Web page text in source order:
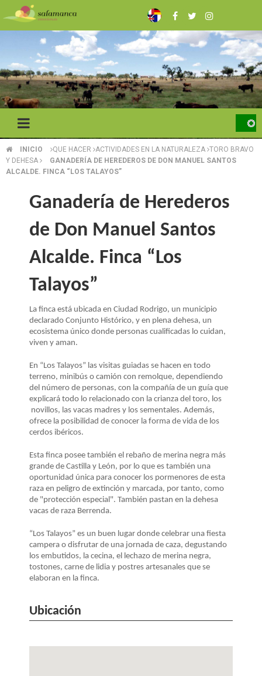
Pasar
al
SOBRESCRIBIR
ENLACES
AYUDA
NAVEGACIÓN
INICIO QUE HACER ACTIVIDADES EN LA NATURALEZA TORO BRAVO
Y DEHESA
GANADERÍA DE HEREDEROS DE DON MANUEL SANTOS
ALCALDE. FINCA “LOS TALAYOS”
Ganadería de Herederos
de Don Manuel Santos
Alcalde. Finca “Los
Talayos”
La finca está ubicada en Ciudad Rodrigo, un municipio
declarado Conjunto Histórico, y en plena dehesa, un
ecosistema único donde personas cualificadas lo cuidan,
viven y aman.
En “Los Talayos” las visitas guiadas se hacen en todo
terreno, minibús o camión con remolque, dependiendo
del número de personas, con la compañía de un guía que
explicará todo lo relacionado con la crianza del toro, los
novillos, las vacas madres y los sementales. Además,
ofrece la posibilidad de conocer la forma de vida de los
cerdos ibéricos.
Esta finca posee también el rebaño de merina negra más
grande de Castilla y León, por lo que es también una
oportunidad única para conocer los pormenores de esta
raza en peligro de extinción y marcada, por tanto, como
de "protección especial". También pastan en la dehesa
vacas de raza Berrenda.
“Los Talayos” es un buen lugar donde celebrar una fiesta
campera o disfrutar de una jornada de caza, degustando
los embutidos, la cecina, el lechazo de merina negra,
tostones, carne de lidia y postres artesanales que se
elaboran en la finca.
Ubicación